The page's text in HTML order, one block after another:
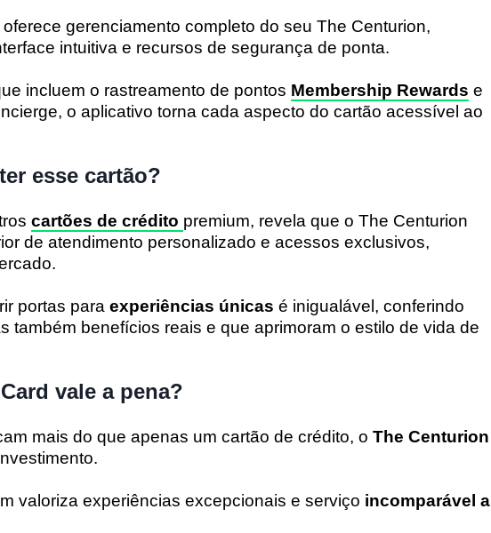
oferece gerenciamento completo do seu The Centurion,
intuitiva e recursos de segurança de ponta.
incluem o rastreamento de pontos Membership Rewards e
o aplicativo torna cada aspecto do cartão acessível ao
esse cartão?
cartões de crédito premium, revela que o The Centurion
de atendimento personalizado e acessos exclusivos,
portas para experiências únicas é inigualável, conferindo
também benefícios reais e que aprimoram o estilo de vida de
vale a pena?
mais do que apenas um cartão de crédito, o The Centurion
valoriza experiências excepcionais e serviço incomparável a